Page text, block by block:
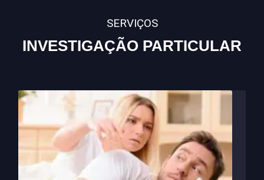
SERVIÇOS
INVESTIGAÇÃO PARTICULAR